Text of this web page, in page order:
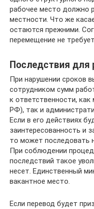
рабочее место должно
местности. Что же
остаются прежними.
перемещение не
Последствия для
При нарушении сроков
сотрудником сумм
к ответственности,
РФ), так и
Если в его действиях
заинтересованность и
то может последовать
При соблюдении
последствий такое
несет. Единственный
вакантное место.
Если перевод будет